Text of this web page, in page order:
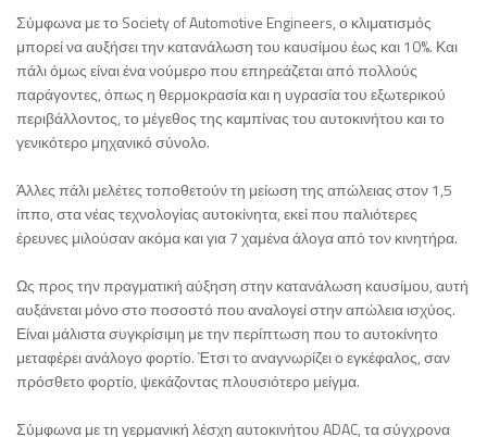
Σύμφωνα με το Society of Automotive Engineers, ο κλιματισμός
μπορεί να αυξήσει την κατανάλωση του καυσίμου έως και 10%. Και
πάλι όμως είναι ένα νούμερο που επηρεάζεται από πολλούς
παράγοντες, όπως η θερμοκρασία και η υγρασία του εξωτερικού
περιβάλλοντος, το μέγεθος της καμπίνας του αυτοκινήτου και το
γενικότερο μηχανικό σύνολο.
Άλλες πάλι μελέτες τοποθετούν τη μείωση της απώλειας στον 1,5
ίππο, στα νέας τεχνολογίας αυτοκίνητα, εκεί που παλιότερες
έρευνες μιλούσαν ακόμα και για 7 χαμένα άλογα από τον κινητήρα.
Ως προς την πραγματική αύξηση στην κατανάλωση καυσίμου, αυτή
αυξάνεται μόνο στο ποσοστό που αναλογεί στην απώλεια ισχύος.
Είναι μάλιστα συγκρίσιμη με την περίπτωση που το αυτοκίνητο
μεταφέρει ανάλογο φορτίο. Έτσι το αναγνωρίζει ο εγκέφαλος, σαν
πρόσθετο φορτίο, ψεκάζοντας πλουσιότερο μείγμα.
Σύμφωνα με τη γερμανική λέσχη αυτοκινήτου ADAC, τα σύγχρονα